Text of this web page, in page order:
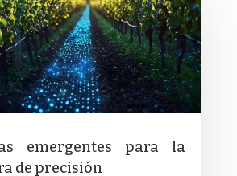
emergentes para la
de precisión